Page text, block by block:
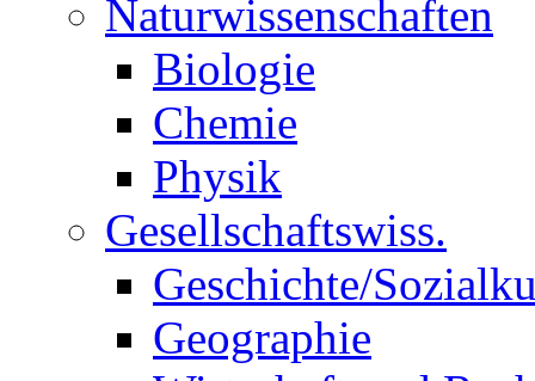
Naturwissenschaften
Biologie
Chemie
Physik
Gesellschaftswiss.
Geschichte/
Geographie